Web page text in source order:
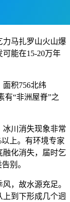
力马扎罗山火山爆
能在15-20万年
面积756北纬
有“非洲屋脊”之
冰川消失现象非常
上。有环境专家
融化消失，届时乞
别。
，故水源充足。
上到下形成几个迥